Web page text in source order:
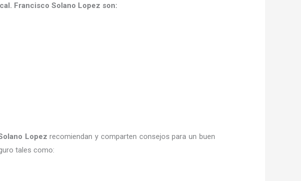
Francisco Solano Lopez son:
Lopez recomiendan y comparten consejos para un buen
tales como: